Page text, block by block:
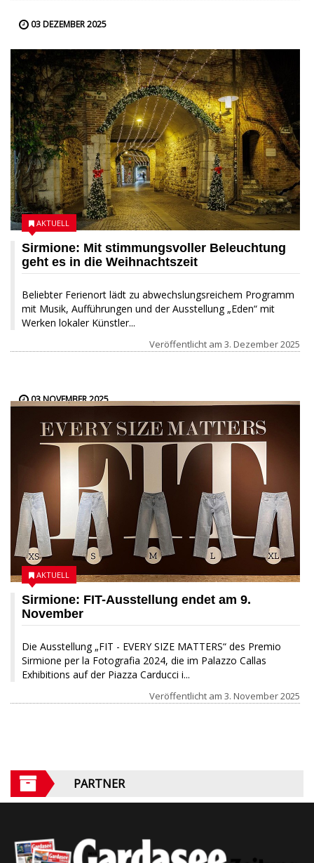
03 DEZEMBER 2025
Sirmione: Mit stimmungsvoller Beleuchtung
geht es in die Weihnachtszeit
Beliebter Ferienort lädt zu abwechslungsreichem Programm
mit Musik, Aufführungen und der Ausstellung „Eden“ mit
Werken lokaler Künstler...
AKTUELL
Veröffentlicht am 3. Dezember 2025
03 NOVEMBER 2025
Sirmione: FIT-Ausstellung endet am 9.
November
Die Ausstellung „FIT - EVERY SIZE MATTERS“ des Premio
Sirmione per la Fotografia 2024, die im Palazzo Callas
Exhibitions auf der Piazza Carducci i...
AKTUELL
Veröffentlicht am 3. November 2025
PARTNER